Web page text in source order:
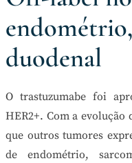
duodenal
O trastuzumabe foi
HER2+. Com a
que outros tumores
de endométrio,